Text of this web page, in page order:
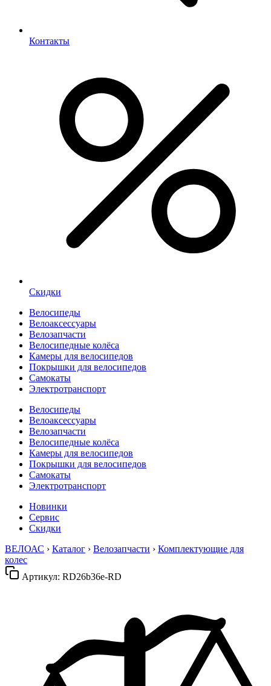
Контакты
Скидки
Велосипеды
Велоаксессуары
Велозапчасти
Велосипедные колёса
Камеры для велосипедов
Покрышки для велосипедов
Самокаты
Электротранспорт
Велосипеды
Велоаксессуары
Велозапчасти
Велосипедные колёса
Камеры для велосипедов
Покрышки для велосипедов
Самокаты
Электротранспорт
Новинки
Сервис
Скидки
ВЕЛОАС › Каталог › Велозапчасти › Комплектующие для
колес
Артикул: RD26b36e-RD